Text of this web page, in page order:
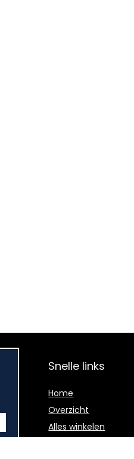
Snelle links
Home
Overzicht
Alles winkelen